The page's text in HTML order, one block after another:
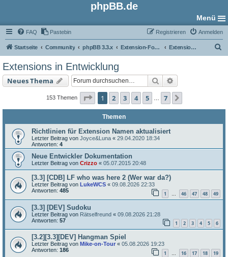
phpBB.de
Menü
FAQ Pastebin Anmelden
Registrieren
Startseite Community phpBB 3.3.x Extension-Foren Extensions in Entwicklung
Extensions in Entwicklung
Neues Thema Suche
153 Themen Seite 1von
1 2 3 4 5 7
Themen
Richtlinien für Extension Namen aktualisiert
Letzter Beitrag von Joyce&Luna « 29.04.2020 18:34
Antworten: 4
Neue Entwickler Dokumentation
Letzter Beitrag von Crizzo « 05.07.2015 20:48
[3.3] [CDB] LF who was here 2 (Wer war da?)
Letzter Beitrag von LukeWCS « 09.08.2026 22:33
Antworten: 485 1 … 46 47 48 49
[3.3] [DEV] Sudoku
Letzter Beitrag von Rätselfreund « 09.08.2026 21:28
Antworten: 57 1 2 3 4 5 6
[3.2][3.3][DEV] Hangman Spiel
Letzter Beitrag von Mike-on-Tour « 05.08.2026 19:23
Antworten: 186 1 … 16 17 18 19